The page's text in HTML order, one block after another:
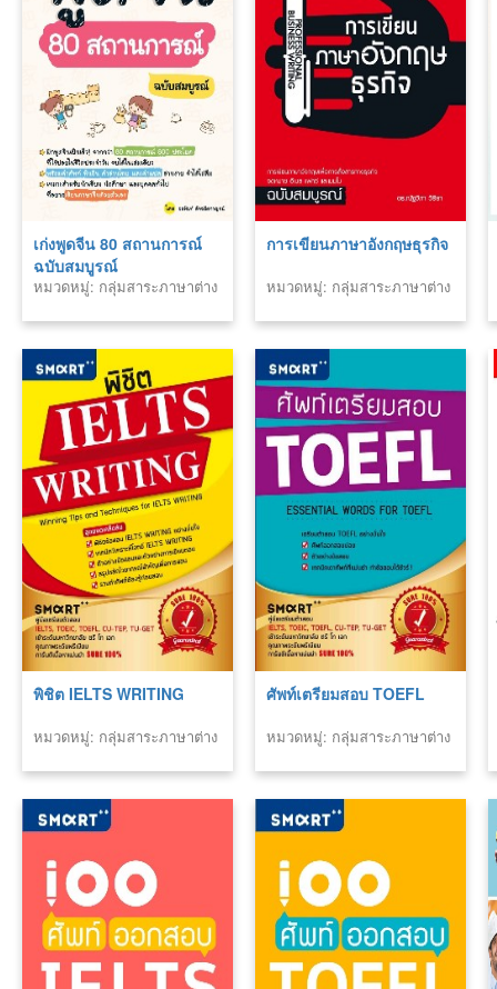
เก่งพูดจีน 80 สถานการณ์
ฉบับสมบูรณ์
หมวดหมู่: กลุ่มสาระภาษาต่าง
การเขียนภาษาอังกฤษธุรกิจ
หมวดหมู่: กลุ่มสาระภาษาต่าง
พิชิต IELTS WRITING
หมวดหมู่: กลุ่มสาระภาษาต่าง
ศัพท์เตรียมสอบ TOEFL
หมวดหมู่: กลุ่มสาระภาษาต่าง